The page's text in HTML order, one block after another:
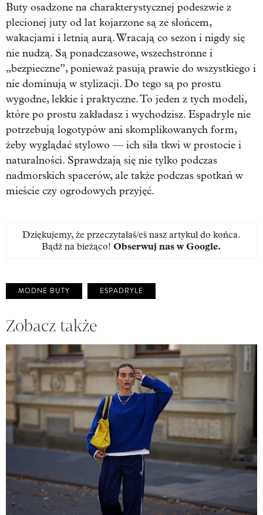
Buty osadzone na charakterystycznej podeszwie z
plecionej juty od lat kojarzone są ze słońcem,
wakacjami i letnią aurą. Wracają co sezon i nigdy się
nie nudzą. Są ponadczasowe, wszechstronne i
„bezpieczne”, ponieważ pasują prawie do wszystkiego i
nie dominują w stylizacji. Do tego są po prostu
wygodne, lekkie i praktyczne. To jeden z tych modeli,
które po prostu zakładasz i wychodzisz. Espadryle nie
potrzebują logotypów ani skomplikowanych form,
żeby wyglądać stylowo — ich siła tkwi w prostocie i
naturalności. Sprawdzają się nie tylko podczas
nadmorskich spacerów, ale także podczas spotkań w
mieście czy ogrodowych przyjęć.
Dziękujemy, że przeczytałaś/eś nasz artykuł do końca.
Bądź na bieżąco! Obserwuj nas w Google.
MODNE BUTY ESPADRYLE
Zobacz także